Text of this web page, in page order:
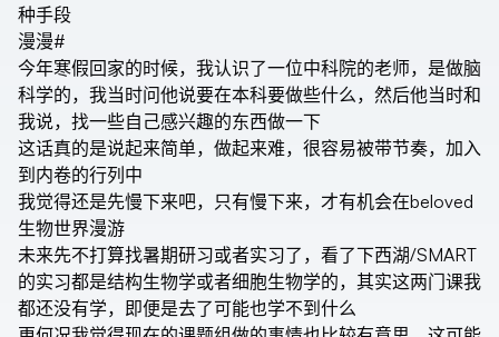
种手段
漫漫#
今年寒假回家的时候，我认识了一位中科院的老师，是做脑
科学的，我当时问他说要在本科要做些什么，然后他当时和
我说，找一些自己感兴趣的东西做一下
这话真的是说起来简单，做起来难，很容易被带节奏，加入
到内卷的行列中
我觉得还是先慢下来吧，只有慢下来，才有机会在beloved
生物世界漫游
未来先不打算找暑期研习或者实习了，看了下西湖/SMART
的实习都是结构生物学或者细胞生物学的，其实这两门课我
都还没有学，即便是去了可能也学不到什么